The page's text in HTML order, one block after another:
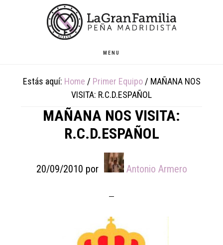
MENU
Estás aquí: Home / Primer Equipo / MAÑANA NOS
VISITA: R.C.D.ESPAÑOL
MAÑANA NOS VISITA:
R.C.D.ESPAÑOL
20/09/2010 por Antonio Armero